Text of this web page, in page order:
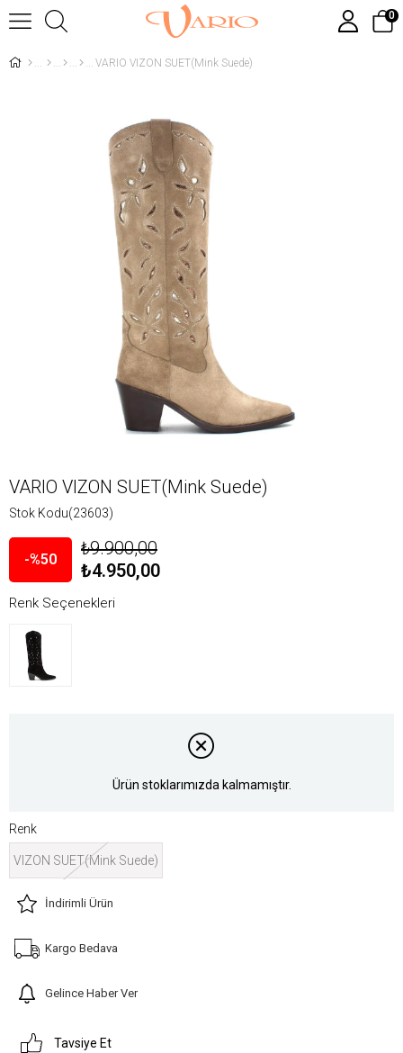
0
VARIO VIZON SUET(Mink Suede)
VARIO VIZON SUET(Mink Suede)
Stok Kodu(23603)
50
₺9.900,00
₺4.950,00
Renk Seçenekleri
Ürün stoklarımızda kalmamıştır.
Renk
VIZON SUET(Mink Suede)
İndirimli Ürün
Kargo Bedava
Gelince Haber Ver
Tavsiye Et